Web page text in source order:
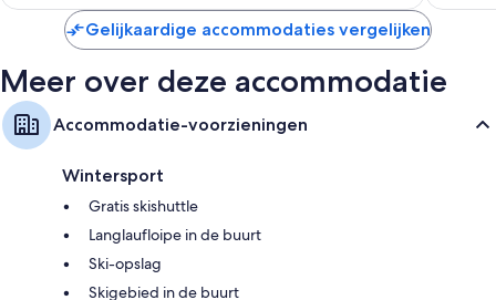
Gelijkaardige accommodaties vergelijken
Meer over deze accommodatie
Accommodatie-voorzieningen
Wintersport
Gratis skishuttle
Langlaufloipe in de buurt
Ski-opslag
Skigebied in de buurt